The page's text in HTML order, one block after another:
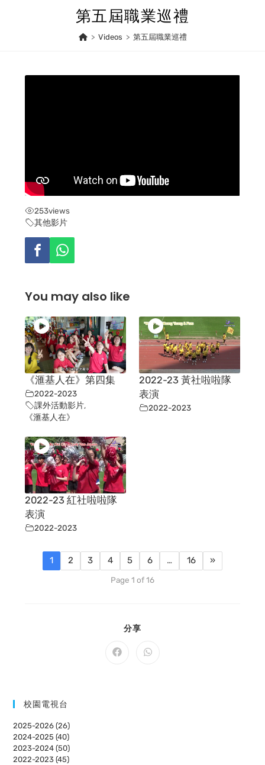
第五屆職業巡禮
> Videos > 第五屆職業巡禮
253views
其他影片
You may also like
《滙基人在》第四集
2022-2023
課外活動影片,
《滙基人在》
2022-23 黃社啦啦隊
表演
2022-2023
2022-23 紅社啦啦隊
表演
2022-2023
1 2 3 4 5 6 … 16 »
Page 1 of 16
分享
CONTENT
Opens
Opens
校園電視台
2025-2026 (26)
2024-2025 (40)
2023-2024 (50)
2022-2023 (45)